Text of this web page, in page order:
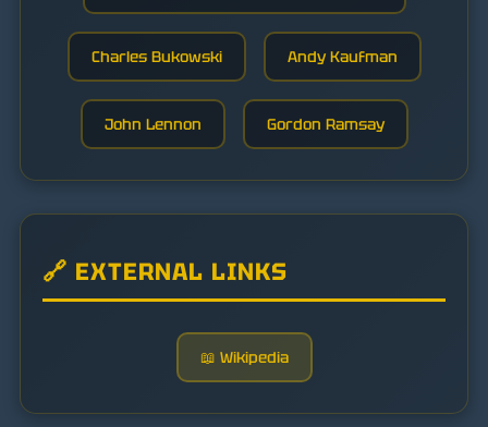
Charles Bukowski Andy Kaufman
John Lennon Gordon Ramsay
🔗 EXTERNAL LINKS
📖 Wikipedia